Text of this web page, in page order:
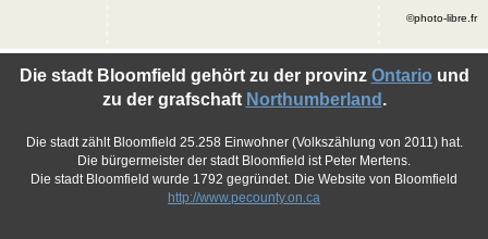
Die stadt Bloomfield gehört zu der provinz Ontario und
zu der grafschaft Northumberland .
Die stadt zählt Bloomfield 25.258 Einwohner (Volkszählung von 2011) hat.
Die bürgermeister der stadt Bloomfield ist Peter Mertens.
Die stadt Bloomfield wurde 1792 gegründet. Die Website von Bloomfield
http://www.pecounty.on.ca
©photo-libre.fr